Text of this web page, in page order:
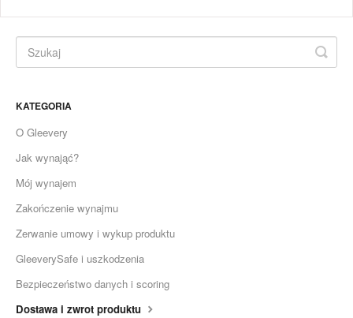
KATEGORIA
O Gleevery
Jak wynająć?
Mój wynajem
Zakończenie wynajmu
Zerwanie umowy i wykup produktu
GleeverySafe i uszkodzenia
Bezpieczeństwo danych i scoring
Dostawa i zwrot produktu